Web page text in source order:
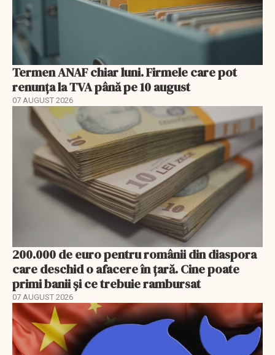
Termen ANAF chiar luni. Firmele care pot
renunța la TVA până pe 10 august
07 AUGUST 2026
200.000 de euro pentru românii din diaspora
care deschid o afacere în țară. Cine poate
primi banii și ce trebuie rambursat
07 AUGUST 2026